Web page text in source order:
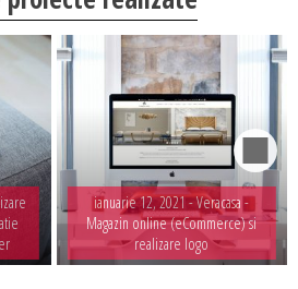
ianuarie 12, 2021 -Veracasa -
Magazin online (eCommerce) si
realizare logo